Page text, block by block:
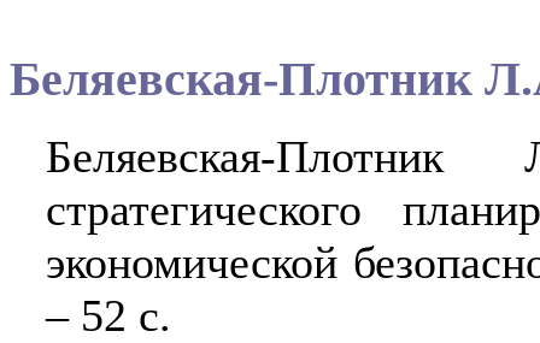
Беляевская-Плотник
Беляевская-
стратегического
экономической
– 52 с.